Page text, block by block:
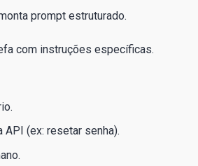
prompt estruturado.
com instruções específicas.
API (ex: resetar senha).